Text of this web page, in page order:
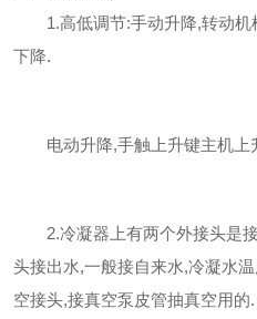
1.高低调节:手动升降,转动机
下降.
电动升降,手触上升键主机上
2.冷凝器上有两个外接头是接
头接出水,一般接自来水,冷凝水
空接头,接真空泵皮管抽真空用的.